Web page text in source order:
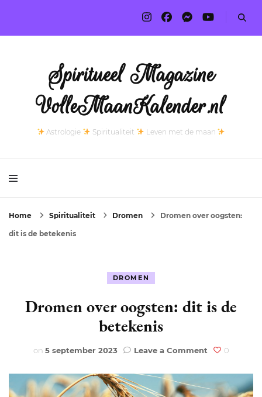
Spiritueel Magazine
VolleMaanKalender.nl
Astrologie Spiritualiteit Leven met de maan
Home Spiritualiteit Dromen Dromen over oogsten:
dit is de betekenis
DROMEN
Dromen over oogsten: dit is de
betekenis
on 5 september 2023 Leave a Commenton
over
oogsten:
0